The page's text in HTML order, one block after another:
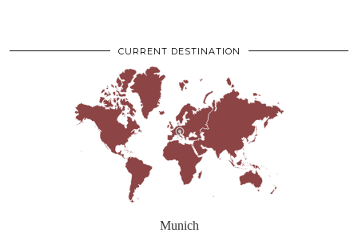
CURRENT DESTINATION
Munich